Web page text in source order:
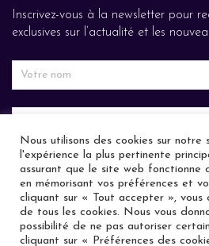
Inscrivez-vous à la newsletter pour
exclusives sur l’actualité et les
Nous utilisons des cookies sur
l'expérience la plus pertinente
assurant que le site web fonctionne
en mémorisant vos préférences et
cliquant sur « Tout accepter », vous
de tous les cookies. Nous vous
possibilité de ne pas autoriser
cliquant sur « Préférences des